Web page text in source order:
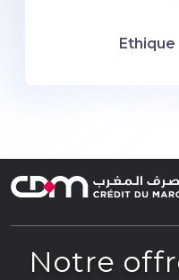
Notre